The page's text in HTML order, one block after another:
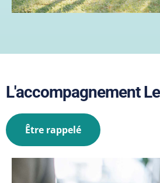
L'accompagnement
Être rappelé